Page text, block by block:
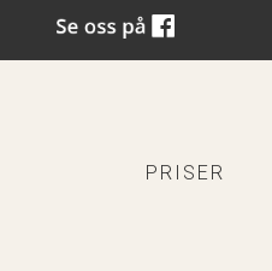
PRISER